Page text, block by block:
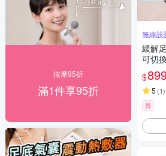
按摩95折
滿1件享95折
無線設
緩解
可切
$
5 (1)
券